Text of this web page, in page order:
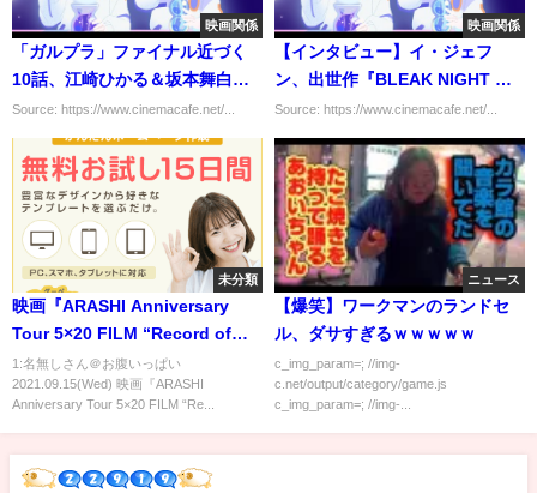
映画関係
「ガルプラ」ファイナル近づく
10話、江崎ひかる＆坂本舞白＆
野仲紗奈ら注目のステージは？
Source: https://www.cinemacafe.net/...
映画関係
【インタビュー】イ・ジェフ
ン、出世作『BLEAK NIGHT 番
人』からの現在地「新しい自分
に出会いたい」
Source: https://www.cinemacafe.net/...
未分類
映画『ARASHI Anniversary
Tour 5×20 FILM “Record of
Memories”』予告編
1:名無しさん＠お腹いっぱい
2021.09.15(Wed) 映画『ARASHI
Anniversary Tour 5×20 FILM “Re...
ニュース
【爆笑】ワークマンのランドセ
ル、ダサすぎるｗｗｗｗｗ
c_img_param=; //img-
c.net/output/category/game.js
c_img_param=; //img-...